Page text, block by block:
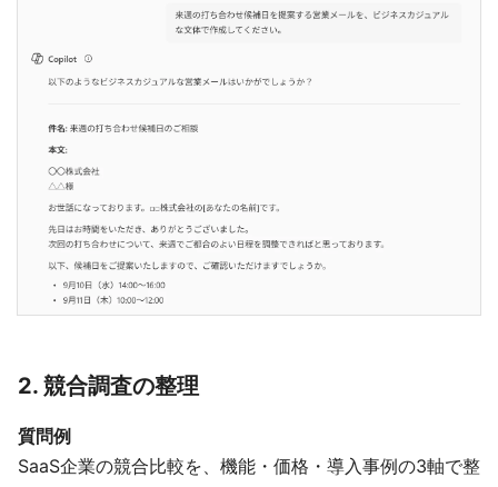
2. 競合調査の整理
質問例
SaaS企業の競合比較を、機能・価格・導入事例の3軸で整